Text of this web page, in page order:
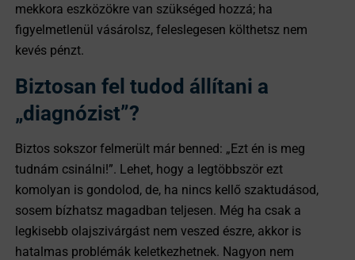
mekkora eszközökre van szükséged hozzá; ha
figyelmetlenül vásárolsz, feleslegesen költhetsz nem
kevés pénzt.
Biztosan fel tudod állítani a
„diagnózist”?
Biztos sokszor felmerült már benned: „Ezt én is meg
tudnám csinálni!”. Lehet, hogy a legtöbbször ezt
komolyan is gondolod, de, ha nincs kellő szaktudásod,
sosem bízhatsz magadban teljesen. Még ha csak a
legkisebb olajszivárgást nem veszed észre, akkor is
hatalmas problémák keletkezhetnek. Nagyon nem